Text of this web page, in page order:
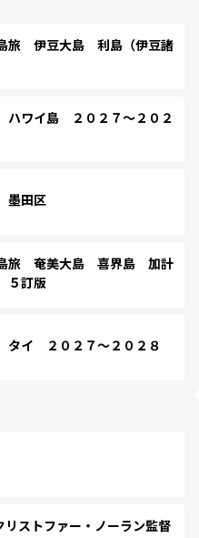
旅 伊豆大島 利島（伊豆諸
ワイ島 ２０２７～２０２
墨田区
旅 奄美大島 喜界島 加計
５訂版
イ ２０２７～２０２８
ストファー・ノーラン監督